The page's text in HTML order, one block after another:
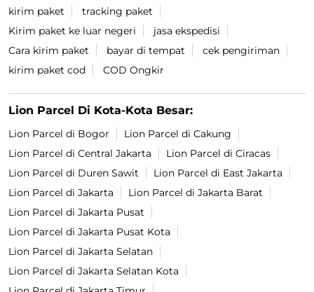
kirim paket
tracking paket
Kirim paket ke luar negeri
jasa ekspedisi
Cara kirim paket
bayar di tempat
cek pengiriman
kirim paket cod
COD Ongkir
Lion Parcel Di Kota-Kota Besar:
Lion Parcel di Bogor
Lion Parcel di Cakung
Lion Parcel di Central Jakarta
Lion Parcel di Ciracas
Lion Parcel di Duren Sawit
Lion Parcel di East Jakarta
Lion Parcel di Jakarta
Lion Parcel di Jakarta Barat
Lion Parcel di Jakarta Pusat
Lion Parcel di Jakarta Pusat Kota
Lion Parcel di Jakarta Selatan
Lion Parcel di Jakarta Selatan Kota